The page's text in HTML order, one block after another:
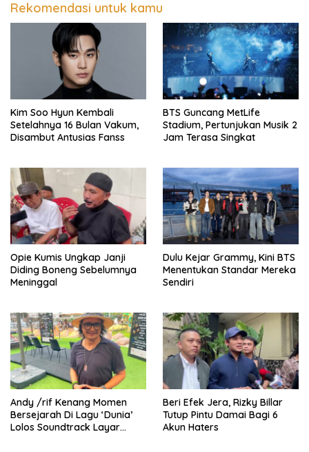
Rekomendasi untuk kamu
Kim Soo Hyun Kembali
Setelahnya 16 Bulan Vakum,
Disambut Antusias Fanss
BTS Guncang MetLife
Stadium, Pertunjukan Musik 2
Jam Terasa Singkat
Opie Kumis Ungkap Janji
Diding Boneng Sebelumnya
Meninggal
Dulu Kejar Grammy, Kini BTS
Menentukan Standar Mereka
Sendiri
Andy /rif Kenang Momen
Bersejarah Di Lagu ‘Dunia’
Lolos Soundtrack Layar
Beri Efek Jera, Rizky Billar
Tutup Pintu Damai Bagi 6
Akun Haters